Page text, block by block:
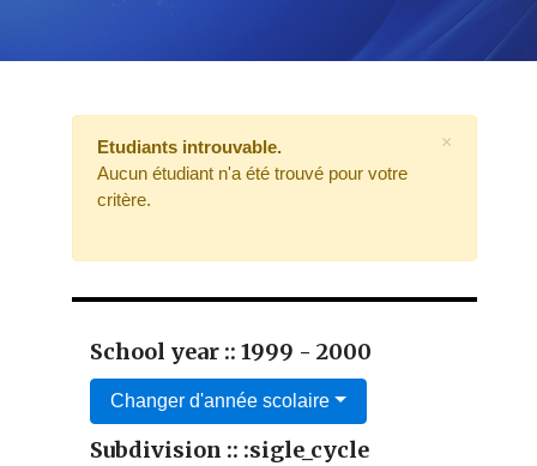
Etudiants introuvable.
Aucun étudiant n'a été trouvé pour votre
critère.
×
School year :: 1999 - 2000
Changer d'année scolaire
Subdivision :: :sigle_cycle